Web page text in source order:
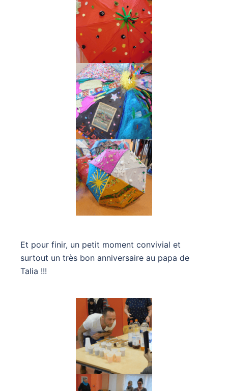
Et pour finir, un petit moment convivial et
surtout un très bon anniversaire au papa de
Talia !!!